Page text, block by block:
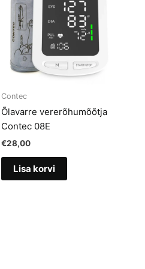
Contec
Õlavarre vererõhumõõtja
Contec 08E
€28,00
Lisa korvi